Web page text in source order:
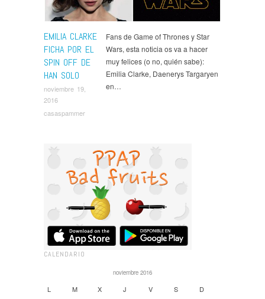
EMILIA CLARKE
FICHA POR EL
SPIN OFF DE
HAN SOLO
noviembre 19,
2016
casaspammer
Fans de Game of Thrones y Star
Wars, esta noticia os va a hacer
muy felices (o no, quién sabe):
Emilia Clarke, Daenerys Targaryen
en…
CALENDARIO
noviembre 2016
L M X J V S D